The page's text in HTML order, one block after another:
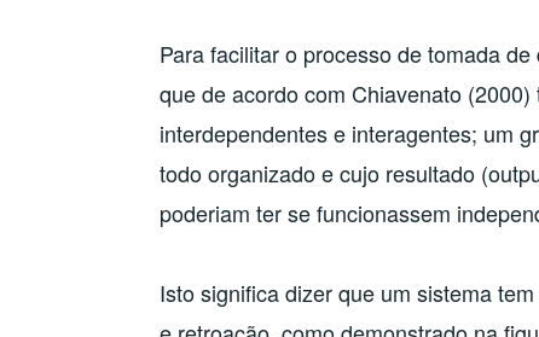
Para facilitar o processo de tomada
que de acordo com Chiavenato
interdependentes e interagentes; um
todo organizado e cujo resultado
poderiam ter se funcionassem
Isto significa dizer que um sistema